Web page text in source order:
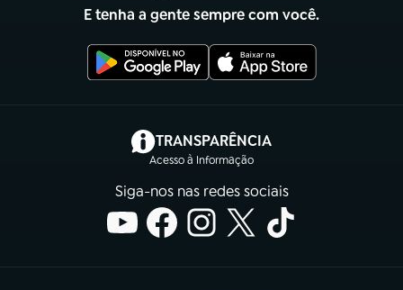
E tenha a gente sempre com você.
TRANSPARÊNCIA
Acesso à Informação
(abre em nova aba)
Siga-nos nas redes sociais